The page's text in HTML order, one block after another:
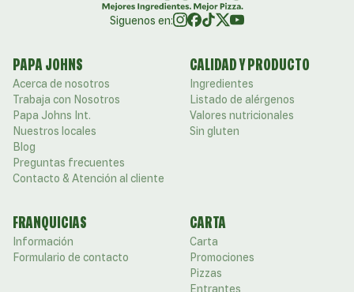
Siguenos en:
PAPA JOHNS
Acerca de nosotros
Trabaja con Nosotros
Papa Johns Int.
Nuestros locales
Blog
Preguntas frecuentes
Contacto & Atención al cliente
CALIDAD Y PRODUCTO
Ingredientes
Listado de alérgenos
Valores nutricionales
Sin gluten
FRANQUICIAS
Información
Formulario de contacto
CARTA
Carta
Promociones
Pizzas
Entrantes